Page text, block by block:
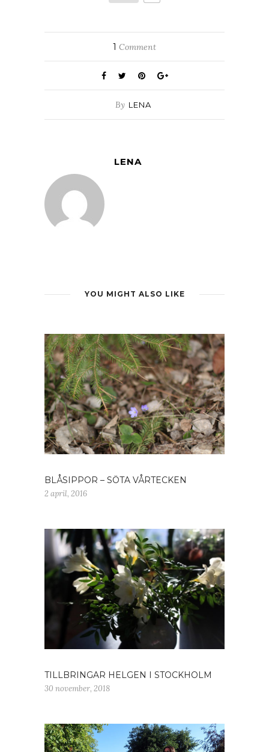
1 Comment
By LENA
LENA
YOU MIGHT ALSO LIKE
BLÅSIPPOR – SÖTA VÅRTECKEN
2 april, 2016
TILLBRINGAR HELGEN I STOCKHOLM
30 november, 2018